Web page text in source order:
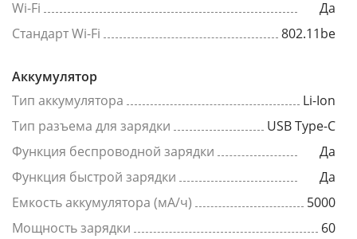
Wi-Fi
Да
Стандарт Wi-Fi
802.11be
Аккумулятор
Тип аккумулятора
Li-Ion
Тип разъема для зарядки
USB Type-C
Функция беспроводной зарядки
Да
Функция быстрой зарядки
Да
Емкость аккумулятора (мА/ч)
5000
Мощность зарядки
60